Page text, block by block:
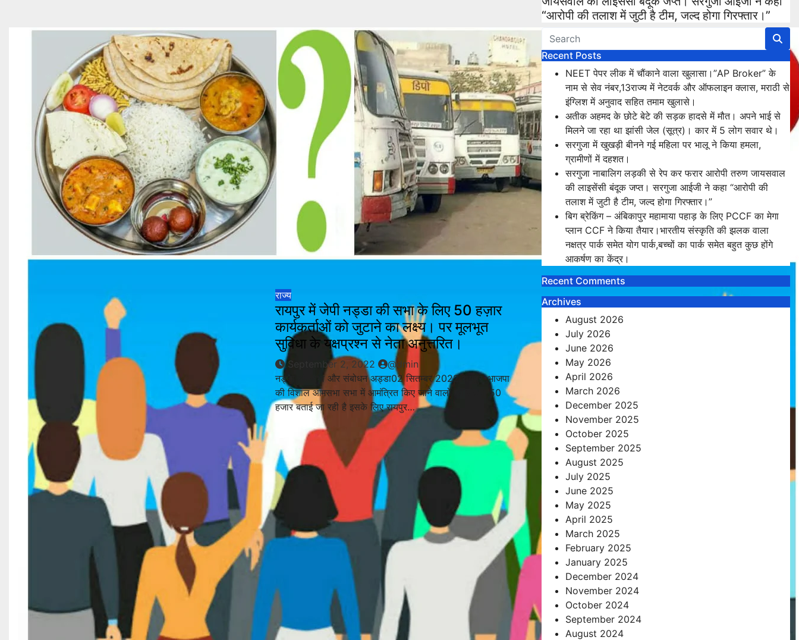
“आरोपी की तलाश में जुटी है टीम, जल्द होगा गिरफ्तार।”
राज्य
रायपुर में जेपी नड्डा की सभा के लिए 50 हज़ार
कार्यकर्ताओं को जुटाने का लक्ष्य। पर मूलभूत
सुविधा के यक्षप्रश्न से नेता अनुत्तरित।
September 2, 2022
@dmin
नड्डा की सभा और संबोधन अड्डा02 सितम्बर 2022 रायपुर :भाजपा
की विशाल आमसभा सभा में आमंत्रित किए जाने वालों की संख्या 50
हजार बताई जा रही है इसके लिए रायपुर…
Recent Posts
NEET पेपर लीक में चौंकाने वाला खुलासा।”AP Broker” के
नाम से सेव नंबर,13राज्य में नेटवर्क और ऑफलाइन क्लास, मराठी से
इंग्लिश में अनुवाद सहित तमाम खुलासे।
अतीक अहमद के छोटे बेटे की सड़क हादसे में मौत। अपने भाई से
मिलने जा रहा था झांसी जेल (सूत्र)। कार में 5 लोग सवार थे।
सरगुजा में खुखड़ी बीनने गई महिला पर भालू ने किया हमला,
ग्रामीणों में दहशत।
सरगुजा नाबालिग लड़की से रेप कर फरार आरोपी तरुण जायसवाल
की लाइसेंसी बंदूक जप्त। सरगुजा आईजी ने कहा “आरोपी की
तलाश में जुटी है टीम, जल्द होगा गिरफ्तार।”
बिग ब्रेकिंग – अंबिकापुर महामाया पहाड़ के लिए PCCF का मेगा
प्लान CCF ने किया तैयार।भारतीय संस्कृति की झलक वाला
नक्षत्र पार्क समेत योग पार्क,बच्चों का पार्क समेत बहुत कुछ होंगे
आकर्षण का केंद्र।
Recent Comments
Archives
August 2026
July 2026
June 2026
May 2026
April 2026
March 2026
December 2025
November 2025
October 2025
September 2025
August 2025
July 2025
June 2025
May 2025
April 2025
March 2025
February 2025
January 2025
December 2024
November 2024
October 2024
September 2024
August 2024